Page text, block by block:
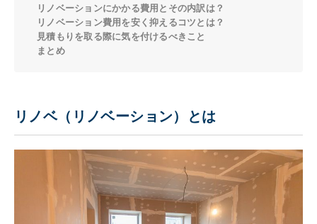
リノベーションにかかる費用とその内訳は？
リノベーション費用を安く抑えるコツとは？
見積もりを取る際に気を付けるべきこと
まとめ
リノベ（リノベーション）とは